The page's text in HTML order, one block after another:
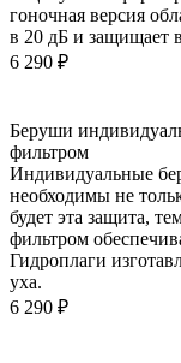
гоночная версия
в 20 дБ и защищает
6 290 ₽
Беруши
фильтром
Индивидуальные
необходимы не
будет эта защита,
фильтром
Гидроплаги
уха.
6 290 ₽